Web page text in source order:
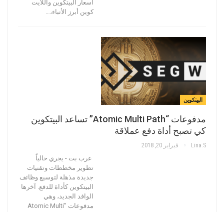
أسعار البيتكوين واللايت
كوين أبرز الأنباء،…
البيتكوين
مدفوعات “Atomic Multi Path” تساعد البيتكوين
كي تصبح أداة دفع عملاقة
Lina.s فبراير 20, 2018
عرب بت - يجري حالياً
تطوير مخططات وتقنيات
جديدة مذهلة لتوسيع وظائف
البيتكوين كأداة للدفع. آخرها
الوافد الجديد، وهي
مدفوعات "Atomic Multi